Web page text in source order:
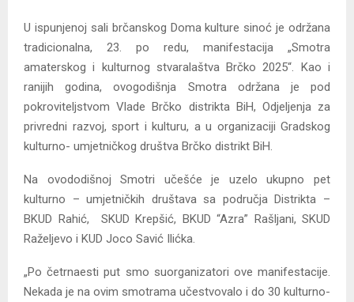
U ispunjenoj sali brčanskog Doma kulture sinoć je održana
tradicionalna, 23. po redu, manifestacija „Smotra
amaterskog i kulturnog stvaralaštva Brčko 2025“. Kao i
ranijih godina, ovogodišnja Smotra održana je pod
pokroviteljstvom Vlade Brčko distrikta BiH, Odjeljenja za
privredni razvoj, sport i kulturu, a u organizaciji Gradskog
kulturno- umjetničkog društva Brčko distrikt BiH.
Na ovododišnoj Smotri učešće je uzelo ukupno pet
kulturno – umjetničkih društava sa područja Distrikta –
BKUD Rahić, SKUD Krepšić, BKUD “Azra” Rašljani, SKUD
Raželjevo i KUD Joco Savić Ilićka.
„Po četrnaesti put smo suorganizatori ove manifestacije.
Nekada je na ovim smotrama učestvovalo i do 30 kulturno-